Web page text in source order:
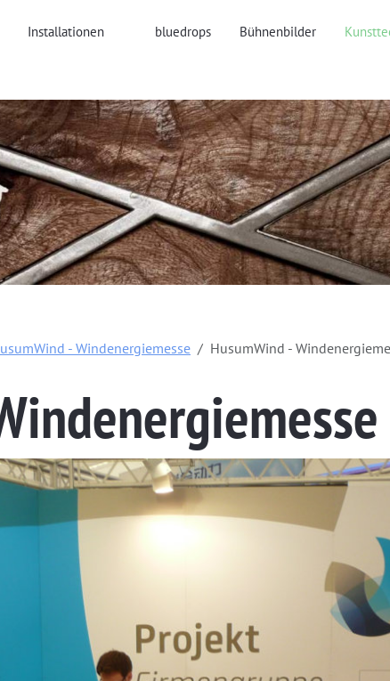
Installationen bluedrops Bühnenbilder
- Windenergiemesse HusumWind -